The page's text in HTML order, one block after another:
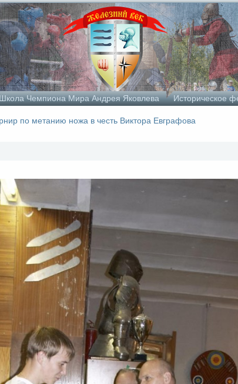
Чемпиона Мира Андрея Яковлева Историческое
по метанию ножа в честь Виктора Евграфова